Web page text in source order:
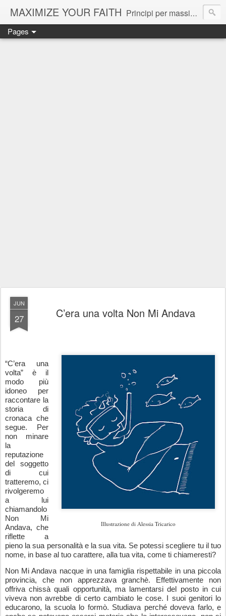
MAXIMIZE YOUR FAITH Principi per massimizzare la propria fede e ottenere il massimo da Dio.
Pages
JUN
27 C’era una volta Non Mi Andava
Illustrazione di Alessia Tricarico
“C’era una
volta” è il
modo più
idoneo per
raccontare la
storia di
cronaca che
segue. Per
non minare
la
reputazione
del soggetto
di cui
tratteremo, ci
rivolgeremo
a lui
chiamandolo
Non Mi
Andava, che
riflette a
pieno la sua personalità e la sua vita. Se potessi scegliere tu il tuo
nome, in base al tuo carattere, alla tua vita, come ti chiameresti?
Non Mi Andava nacque in una famiglia rispettabile in una piccola
provincia, che non apprezzava granchè. Effettivamente non
offriva chissà quali opportunità, ma lamentarsi del posto in cui
viveva non avrebbe di certo cambiato le cose. I suoi genitori lo
educarono, la scuola lo formò. Studiava perché doveva farlo, e